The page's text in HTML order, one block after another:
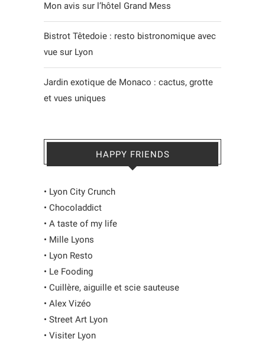
Mon avis sur l’hôtel Grand Mess
Bistrot Têtedoie : resto bistronomique avec
vue sur Lyon
Jardin exotique de Monaco : cactus, grotte
et vues uniques
HAPPY FRIENDS
• Lyon City Crunch
• Chocoladdict
• A taste of my life
• Mille Lyons
• Lyon Resto
• Le Fooding
• Cuillère, aiguille et scie sauteuse
• Alex Vizéo
• Street Art Lyon
• Visiter Lyon